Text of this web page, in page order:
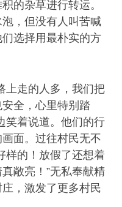
的杂草进行转运。
，但没有人叫苦喊
选择用最朴实的方
上走的人多，我们把
全，心里特别踏
笑着说道。他们的行
面。过往村民无不
样的！放假了还想着
敞亮！”无私奉献精
，激发了更多村民